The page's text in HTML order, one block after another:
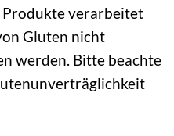
verarbeitet
Gluten nicht
werden. Bitte beachte